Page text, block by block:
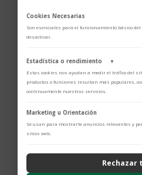
$1.890
Clip recubierto de rutenio
Resina amarilla preciosa.
Cookies Necesarias
Son esenciales para el funcionamiento básico del
desactivar.
Estadística o rendimiento
▼
Estas cookies nos ayudan a medir el tráfico del
productos o funciones resultan más populares,
continuamente nuestros servicios.
Adobe Analytics
Utilizamos Adobe Analytics para
nos permite analizar el rendimiento de
Marketing u Orientación
Se usan para mostrarte anuncios relevantes y
sitios web.
Rechazar